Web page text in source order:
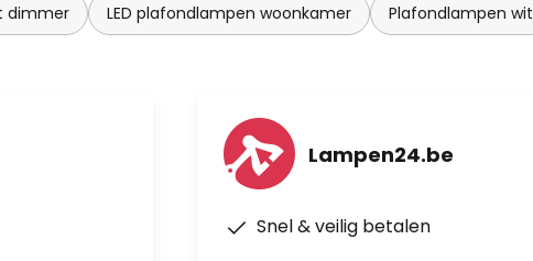
dimmer LED plafondlampen woonkamer Plafondlampen wit
Lampen24.be
Snel & veilig betalen